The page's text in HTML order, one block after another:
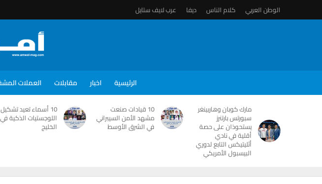
الوطن العربي كلام الناس ديفا عرب لايف ستايل
الرئيسية اخبار مقابلات العملات
مارك كوبان وهاربينغر
سبورتس بارتنرز
يستحوذان على حصة
أقلية في نادي
أثليتيكس التابع لدوري
البيسبول الأمريكي
10 قيادات صنعت
مشهد الأمن السيبراني
في الشرق الأوسط
10 أسماء تعيد تشكيل
اللوجستيات الذكية في
الخليج